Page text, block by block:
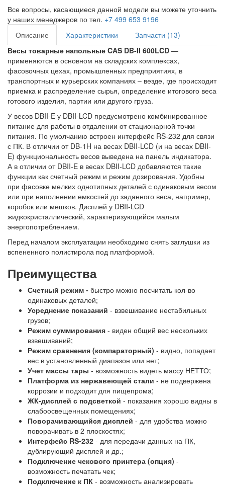
Все вопросы, касающиеся данной модели вы можете уточнить
у наших менеджеров по тел. +7 499 653 9196
Описание
Характеристики
Запчасти (13)
Весы товарные напольные CAS DB-II 600LCD —
применяются в основном на складских комплексах,
фасовочных цехах, промышленных предприятиях, в
транспортных и курьерских компаниях – везде, где происходит
приемка и распределение сырья, определение итогового веса
готового изделия, партии или другого груза.
У весов DBII-E у DBII-LCD предусмотрено комбинированное
питание для работы в отдалении от стационарной точки
питания. По умолчанию встроен интерфейс RS-232 для связи
с ПК. В отличии от DB-1H на весах DBII-LCD (и на весах DBII-
E) функциональность весов выведена на панель индикатора.
А в отличии от DBII-E в весах DBII-LCD добавляются такие
функции как счетный режим и режим дозирования. Удобны
при фасовке мелких однотипных деталей с одинаковым весом
или при наполнении емкостей до заданного веса, например,
коробок или мешков. Дисплей у DBII-LCD
жидкокристаллический, характеризующийся малым
энергопотреблением.
Перед началом эксплуатации необходимо снять заглушки из
вспененного полистирола под платформой.
Преимущества
Счетный режим - быстро можно посчитать кол-во
одинаковых деталей;
Усреднение показаний - взвешивание нестабильных
грузов;
Режим суммирования - виден общий вес нескольких
взвешиваний;
Режим сравнения (компараторный) - видно, попадает
вес в установленный диапазон или нет;
Учет массы тары - возможность видеть массу НЕТТО;
Платформа из нержавеющей стали - не подвержена
коррозии и подходит для пищепрома;
ЖК-дисплей с подсветкой - показания хорошо видны в
слабоосвещенных помещениях;
Поворачивающийся дисплей - для удобства можно
поворачивать в 2 плоскостях;
Интерфейс RS-232 - для передачи данных на ПК,
дублирующий дисплей и др.;
Подключение чекового принтера (опция) -
возможность печатать чек;
Подключение к ПК - возможность анализировать